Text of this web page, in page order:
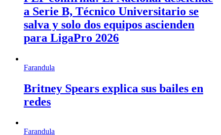
a Serie B, Técnico Universitario se
salva y solo dos equipos ascienden
para LigaPro 2026
Farandula
Britney Spears explica sus bailes en
redes
Farandula